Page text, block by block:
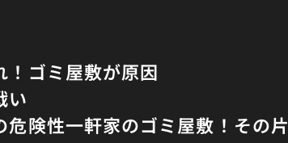
！ゴミ屋敷が原因
い
危険性一軒家のゴミ屋敷！その